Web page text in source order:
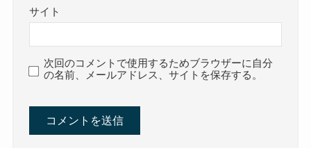
サイト
次回のコメントで使用するためブラウザーに自分
の名前、メールアドレス、サイトを保存する。